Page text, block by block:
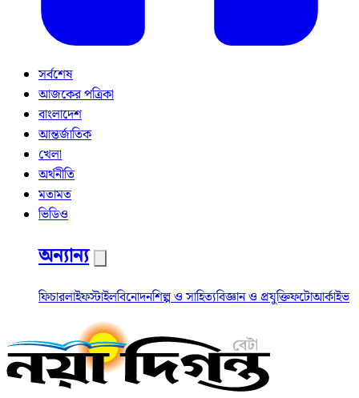
সর্বশেষ
আজকের পত্রিকা
বাংলাদেশ
আন্তর্জাতিক
খেলা
অর্থনীতি
মতামত
ভিডিও
অন্যান্য
ফিচারলাইফস্টাইলবিনোদনশিল্প ও সাহিত্যবিজ্ঞান ও প্রযুক্তিফটোআর্কাইভ